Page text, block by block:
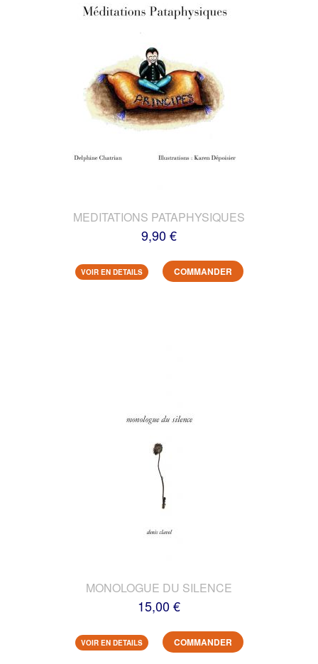
MEDITATIONS PATAPHYSIQUES
9,90 €
VOIR EN DETAILS COMMANDER
MONOLOGUE DU SILENCE
15,00 €
VOIR EN DETAILS COMMANDER